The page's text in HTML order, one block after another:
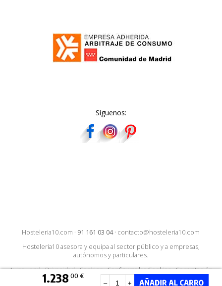
1.238 00 €
– +
Síguenos:
Hosteleria10.com · 91 161 03 04· contacto@hosteleria10.com
Hosteleria10 asesora y equipa al sector público y a empresas,
autónomos y particulares.
Aviso Legal·Privacidad·Cookies·Configurar las Cookies·Contratación